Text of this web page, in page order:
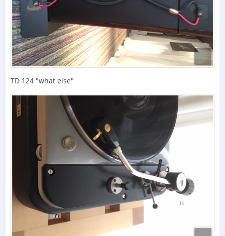
TD 124 "what else"